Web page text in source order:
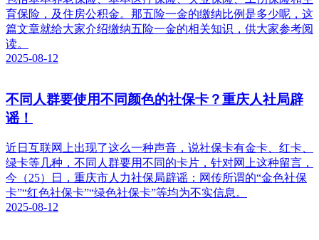
育保险，及住房公积金。那五险一金的缴纳比例是多少呢，这
篇文章就给大家介绍缴纳五险一金的相关知识，供大家参考阅
读。
2025-08-12
不同人群要使用不同颜色的社保卡？重庆人社局辟
谣！
近日互联网上出现了这么一种声音，说社保卡有金卡、红卡、
绿卡等几种，不同人群要用不同的卡片，针对网上这种留言，
今（25）日，重庆市人力社保局辟谣：网传所谓的“金色社保
卡”“红色社保卡”“绿色社保卡”等均为不实信息。
2025-08-12